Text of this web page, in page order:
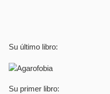
Su último libro:
Su primer libro: